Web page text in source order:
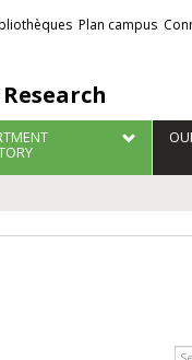
Plan campus